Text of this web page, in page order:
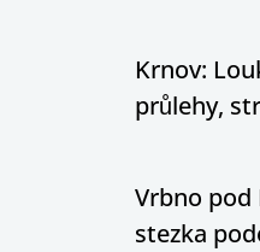
Krnov:
průlehy,
Vrbno pod
stezka